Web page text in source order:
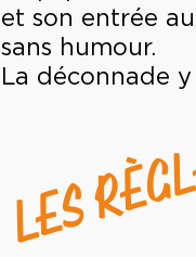
et son entrée
sans humour.
La déconnade
LES